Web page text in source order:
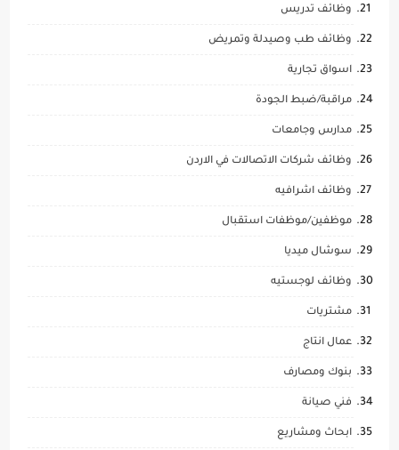
وظائف تدريس
وظائف طب وصيدلة وتمريض
اسواق تجارية
مراقبة/ضبط الجودة
مدارس وجامعات
وظائف شركات الاتصالات في الاردن
وظائف اشرافيه
موظفين/موظفات استقبال
سوشال ميديا
وظائف لوجستيه
مشتريات
عمال انتاج
بنوك ومصارف
فني صيانة
ابحاث ومشاريع